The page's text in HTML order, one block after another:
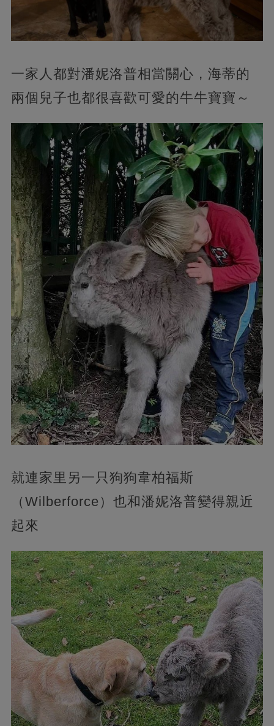
一家人都對潘妮洛普相當關心，海蒂的
兩個兒子也都很喜歡可愛的牛牛寶寶～
就連家里另一只狗狗韋柏福斯
（Wilberforce）也和潘妮洛普變得親近
起來